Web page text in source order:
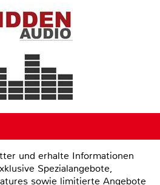
und erhalte Informationen
Spezialangebote,
sowie limitierte Angebote